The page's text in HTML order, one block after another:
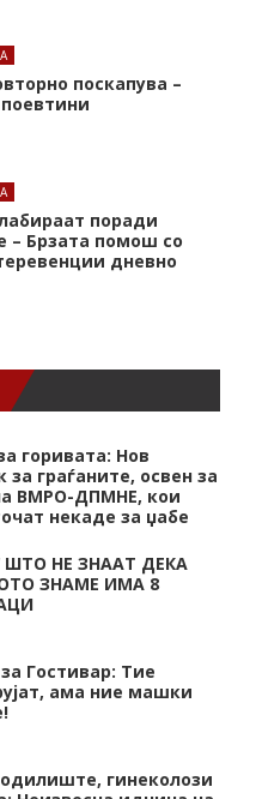
поскапува –
поради
– Брзата помош со
дневно
горивата: Нов
граѓаните, освен за
ВМРО-ДПМНЕ, кои
некаде за џабе
ШТО НЕ ЗНААТ ДЕКА
ЗНАМЕ ИМА 8
Гостивар: Тие
ама ние машки
гинеколози